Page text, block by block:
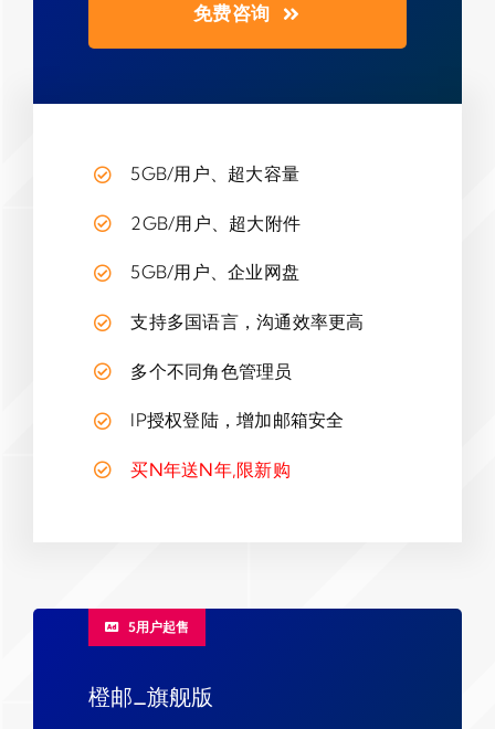
免费咨询
5GB/用户、超大容量
2GB/用户、超大附件
5GB/用户、企业网盘
支持多国语言，沟通效率更高
多个不同角色管理员
IP授权登陆，增加邮箱安全
买N年送N年,限新购
5用户起售
橙邮_旗舰版